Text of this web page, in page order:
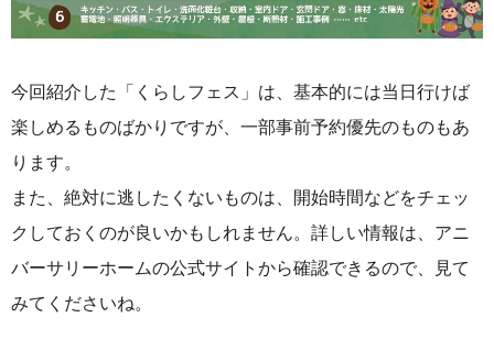
今回紹介した「くらしフェス」は、基本的には当日行けば
楽しめるものばかりですが、一部事前予約優先のものもあ
ります。
また、絶対に逃したくないものは、開始時間などをチェッ
クしておくのが良いかもしれません。詳しい情報は、アニ
バーサリーホームの公式サイトから確認できるので、見て
みてくださいね。